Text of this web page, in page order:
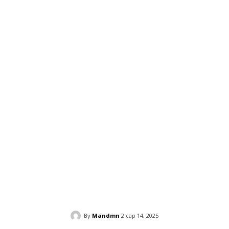
By Mandmn 2 сар 14, 2025